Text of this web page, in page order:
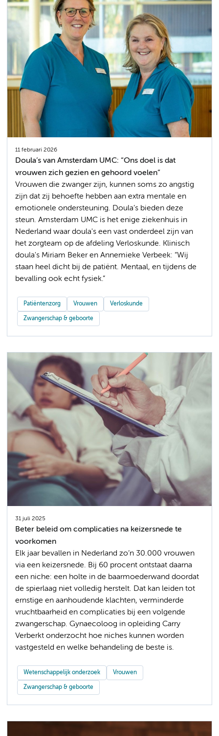
11 februari 2026
Doula’s van Amsterdam UMC: “Ons doel is dat
vrouwen zich gezien en gehoord voelen”
Vrouwen die zwanger zijn, kunnen soms zo angstig
zijn dat zij behoefte hebben aan extra mentale en
emotionele ondersteuning. Doula’s bieden deze
steun. Amsterdam UMC is het enige ziekenhuis in
Nederland waar doula's een vast onderdeel zijn van
het zorgteam op de afdeling Verloskunde. Klinisch
doula's Miriam Beker en Annemieke Verbeek: “Wij
staan heel dicht bij de patiënt. Mentaal, en tijdens de
bevalling ook echt fysiek.”
Patiëntenzorg Vrouwen Verloskunde
Zwangerschap & geboorte
31 juli 2025
Beter beleid om complicaties na keizersnede te
voorkomen
Elk jaar bevallen in Nederland zo’n 30.000 vrouwen
via een keizersnede. Bij 60 procent ontstaat daarna
een niche: een holte in de baarmoederwand doordat
de spierlaag niet volledig herstelt. Dat kan leiden tot
ernstige en aanhoudende klachten, verminderde
vruchtbaarheid en complicaties bij een volgende
zwangerschap. Gynaecoloog in opleiding Carry
Verberkt onderzocht hoe niches kunnen worden
vastgesteld en welke behandeling de beste is.
Wetenschappelijk onderzoek Vrouwen
Zwangerschap & geboorte